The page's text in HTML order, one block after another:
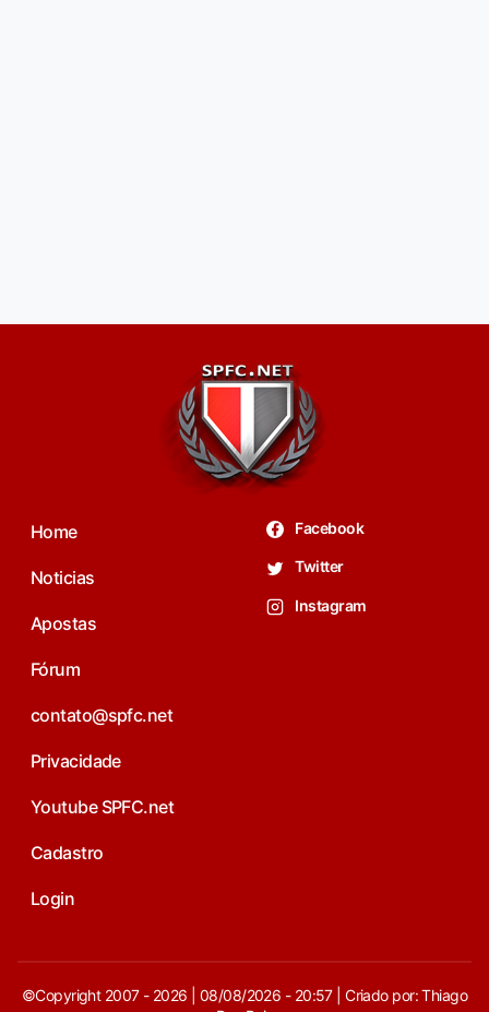
Home
Noticias
Apostas
Fórum
contato@spfc.net
Privacidade
Youtube SPFC.net
Cadastro
Login
Facebook
Twitter
Instagram
©Copyright 2007 - 2026 | 08/08/2026 - 20:57 | Criado por: Thiago